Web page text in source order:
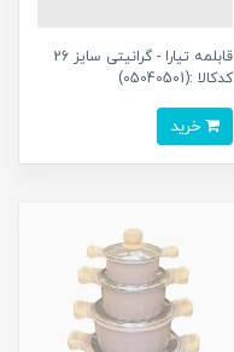
قابلمه تیارا - گرانیتی سایز 26
کدکالا :(05040501)